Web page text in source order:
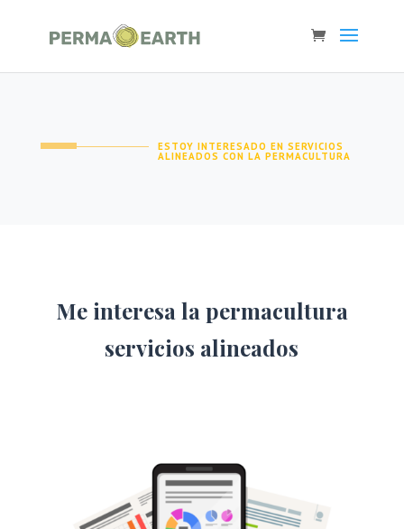
ESTOY INTERESADO EN SERVICIOS
ALINEADOS CON LA PERMACULTURA
Me interesa la permacultura
servicios alineados